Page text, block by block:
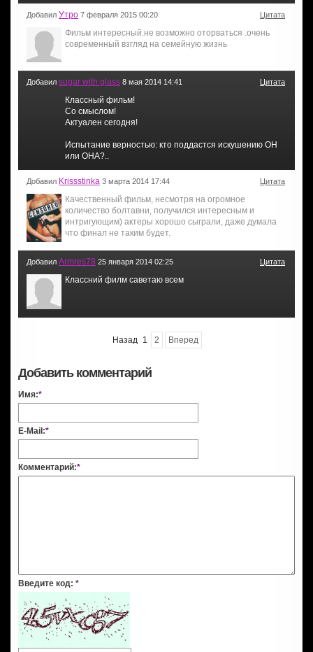
Добавил Утро 7 февраля 2015 00:20 Цитата
Фильм интересный.не возможно оторваться .очень
современный взгляд на семейную жизнь
Добавил sugar with glass 8 мая 2014 14:41 Цитата
Классный фильм!
Со смыслом!
Актуален сегодня!
Испытание верностью: кто поддастся искушению ОН
или ОНА?..
Добавил Krissstinka 3 марта 2014 17:44 Цитата
Качественный фильм, несмотря на огромное
количество болтавни, получился интересным и
интригующим) актеры хорошо сыграли, даже думала
что финал не таким будет.
Добавил Armres78 25 января 2014 02:25 Цитата
Классний филм саветаю всем
Назад 1 2 Вперед
Добавить комментарий
Имя:*
E-Mail:*
Комментарий:*
Введите код: *